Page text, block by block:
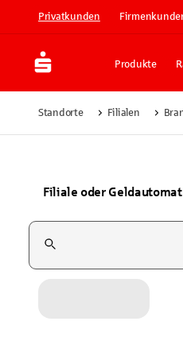
Privatkunden
Produkte
Standorte Filialen
Filiale oder
Suchfeld